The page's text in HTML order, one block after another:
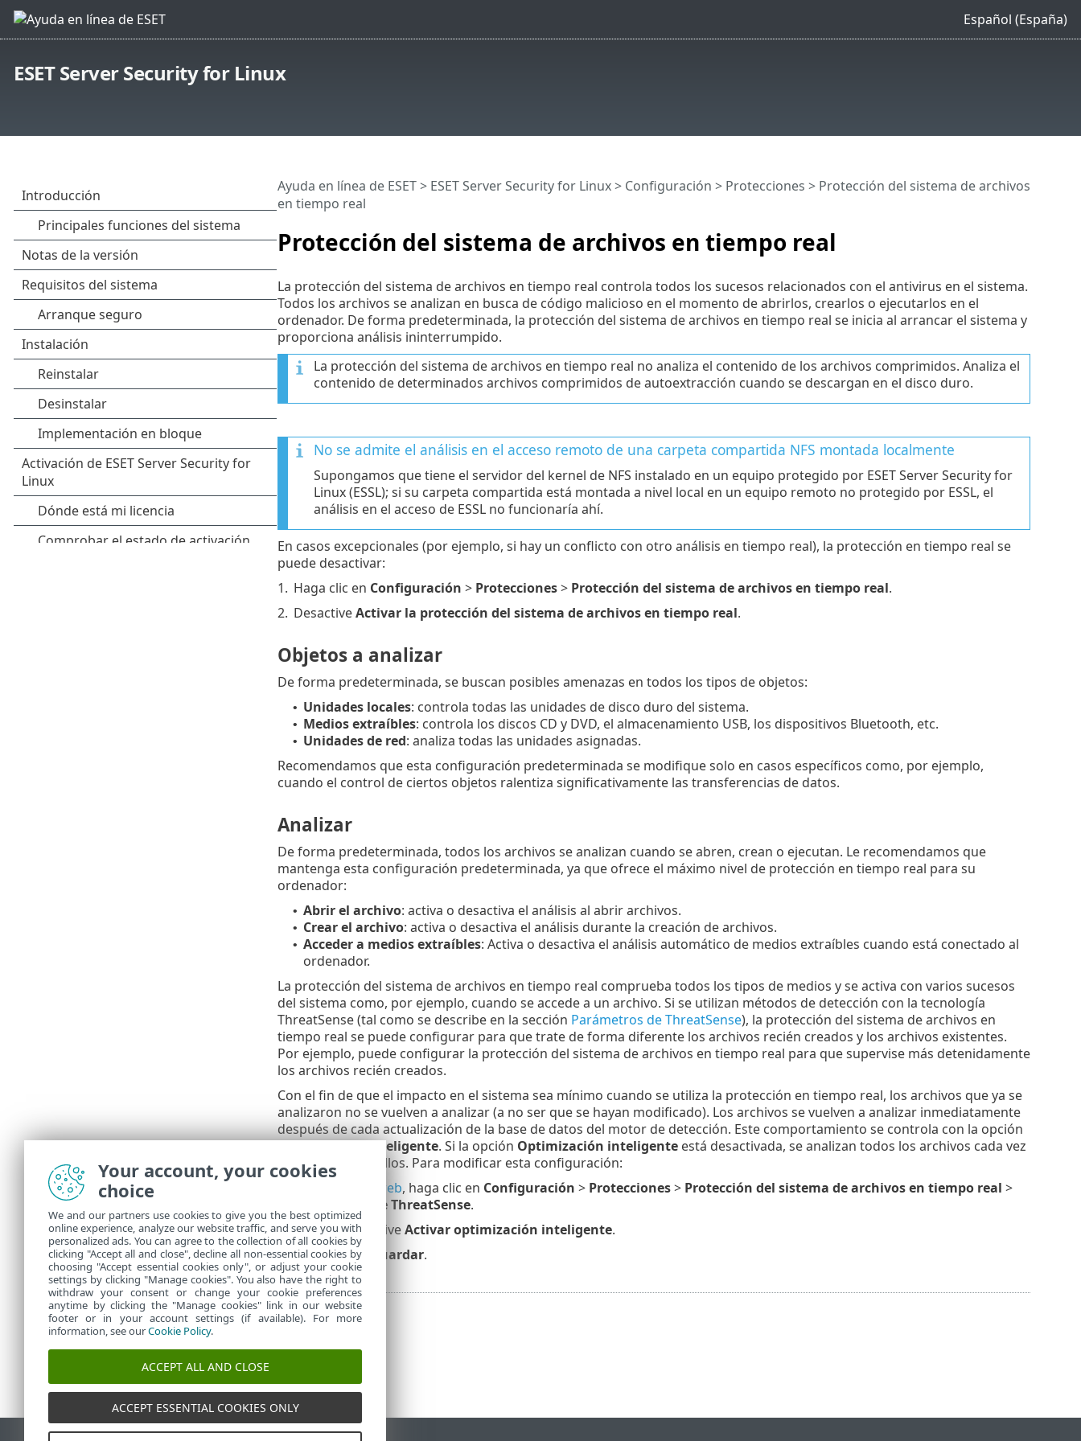
Español (España)
ESET Server Security for Linux
Protección del sistema de archivos en tiempo real
Ayuda en línea de ESET> ESET Server Security for Linux> Configuración > Protecciones > Protección del sistema de archivos
en tiempo real
La protección del sistema de archivos en tiempo real controla todos los sucesos relacionados con el antivirus en el sistema.
Todos los archivos se analizan en busca de código malicioso en el momento de abrirlos, crearlos o ejecutarlos en el
ordenador. De forma predeterminada, la protección del sistema de archivos en tiempo real se inicia al arrancar el sistema y
proporciona análisis ininterrumpido.
La protección del sistema de archivos en tiempo real no analiza el contenido de los archivos comprimidos. Analiza el
contenido de determinados archivos comprimidos de autoextracción cuando se descargan en el disco duro.
No se admite el análisis en el acceso remoto de una carpeta compartida NFS montada localmente
Supongamos que tiene el servidor del kernel de NFS instalado en un equipo protegido por ESET Server Security for
Linux (ESSL); si su carpeta compartida está montada a nivel local en un equipo remoto no protegido por ESSL, el
análisis en el acceso de ESSL no funcionaría ahí.
En casos excepcionales (por ejemplo, si hay un conflicto con otro análisis en tiempo real), la protección en tiempo real se
puede desactivar:
1. Haga clic en Configuración > Protecciones> Protección del sistema de archivos en tiempo real.
2. DesactiveActivar la protección del sistema de archivos en tiempo real.
Objetos a analizar
De forma predeterminada, se buscan posibles amenazas en todos los tipos de objetos:
• Unidades locales: controla todas las unidades de disco duro del sistema.
• Medios extraíbles: controla los discos CD y DVD, el almacenamiento USB, los dispositivos Bluetooth, etc.
• Unidades de red: analiza todas las unidades asignadas.
Recomendamos que esta configuración predeterminada se modifique solo en casos específicos como, por ejemplo,
cuando el control de ciertos objetos ralentiza significativamente las transferencias de datos.
Analizar
De forma predeterminada, todos los archivos se analizan cuando se abren, crean o ejecutan. Le recomendamos que
mantenga esta configuración predeterminada, ya que ofrece el máximo nivel de protección en tiempo real para su
ordenador:
• Abrir el archivo: activa o desactiva el análisis al abrir archivos.
• Crear el archivo: activa o desactiva el análisis durante la creación de archivos.
• Acceder a medios extraíbles: Activa o desactiva el análisis automático de medios extraíbles cuando está conectado al
ordenador.
La protección del sistema de archivos en tiempo real comprueba todos los tipos de medios y se activa con varios sucesos
del sistema como, por ejemplo, cuando se accede a un archivo. Si se utilizan métodos de detección con la tecnología
ThreatSense (tal como se describe en la sección Parámetros de ThreatSense), la protección del sistema de archivos en
tiempo real se puede configurar para que trate de forma diferente los archivos recién creados y los archivos existentes.
Por ejemplo, puede configurar la protección del sistema de archivos en tiempo real para que supervise más detenidamente
los archivos recién creados.
Con el fin de que el impacto en el sistema sea mínimo cuando se utiliza la protección en tiempo real, los archivos que ya se
analizaron no se vuelven a analizar (a no ser que se hayan modificado). Los archivos se vuelven a analizar inmediatamente
después de cada actualización de la base de datos del motor de detección. Este comportamiento se controla con la opción
Optimización inteligente. Si la opción Optimización inteligenteestá desactivada, se analizan todos los archivos cada vez
que se accede a ellos. Para modificar esta configuración:
interfaz web, haga clic en Configuración > Protecciones> Protección del sistema de archivos en tiempo real >
Parámetros de ThreatSense.
2. Active o desactiveActivar optimización inteligente.
3. Haga clic en Guardar.
Your account, your cookies
choice
We and our partners use cookies to give you the best optimized
online experience, analyze our website traffic, and serve you with
personalized ads. You can agree to the collection of all cookies by
clicking "Accept all and close", decline all non-essential cookies by
choosing "Accept essential cookies only", or adjust your cookie
settings by clicking "Manage cookies". You also have the right to
withdraw your consent or change your cookie preferences
anytime by clicking the "Manage cookies" link in our website
footer or in your account settings (if available). For more
information, see ourCookie Policy.
ACCEPT ALL AND CLOSE
ACCEPT ESSENTIAL COOKIES ONLY